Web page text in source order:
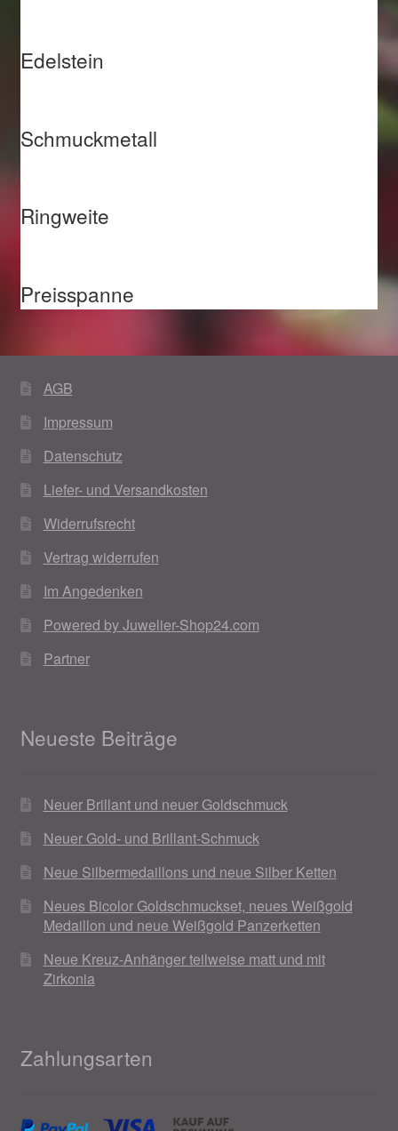
Edelstein
Schmuckmetall
Ringweite
Preisspanne
AGB
Impressum
Datenschutz
Liefer- und Versandkosten
Widerrufsrecht
Vertrag widerrufen
Im Angedenken
Powered by Juwelier-Shop24.com
Partner
Neueste Beiträge
Neuer Brillant und neuer Goldschmuck
Neuer Gold- und Brillant-Schmuck
Neue Silbermedaillons und neue Silber Ketten
Neues Bicolor Goldschmuckset, neues Weißgold
Medaillon und neue Weißgold Panzerketten
Neue Kreuz-Anhänger teilweise matt und mit
Zirkonia
Zahlungsarten